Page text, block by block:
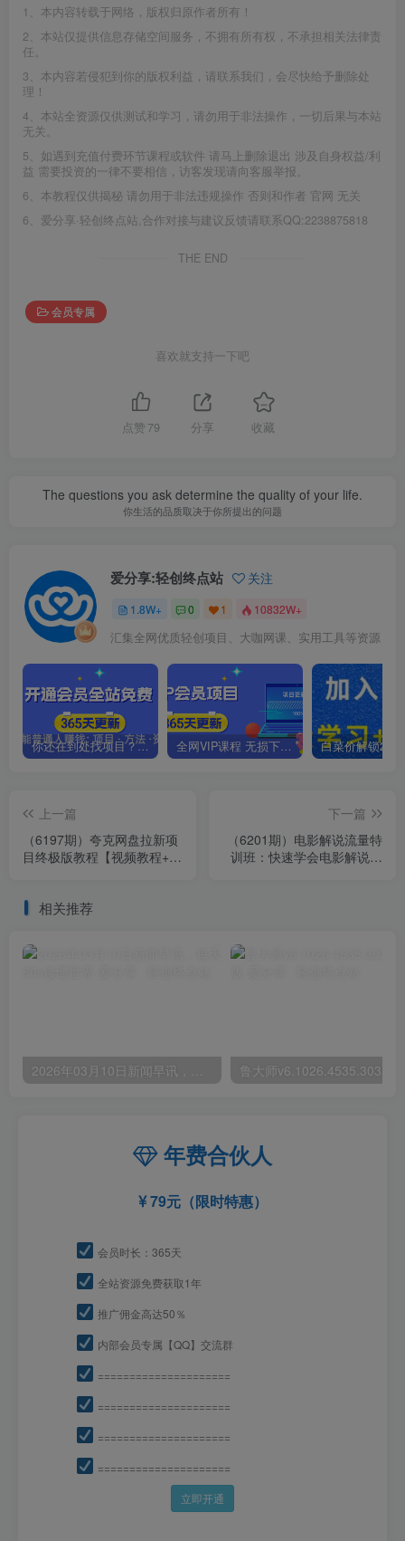
1、本内容转载于网络，版权归原作者所有！
2、本站仅提供信息存储空间服务，不拥有所有权，不承担相关法律责
任。
3、本内容若侵犯到你的版权利益，请联系我们，会尽快给予删除处
理！
4、本站全资源仅供测试和学习，请勿用于非法操作，一切后果与本站
无关。
5、如遇到充值付费环节课程或软件 请马上删除退出 涉及自身权益/利
益 需要投资的一律不要相信，访客发现请向客服举报。
6、本教程仅供揭秘 请勿用于非法违规操作 否则和作者 官网 无关
6、爱分享·轻创终点站,合作对接与建议反馈请联系QQ:2238875818
THE END
会员专属
喜欢就支持一下吧
点赞 79 分享 收藏
The questions you ask determine the quality of your life.
你生活的品质取决于你所提出的问题
爱分享:轻创终点站 关注
1.8W+ 0 1 10832W+
汇集全网优质轻创项目、大咖网课、实用工具等资源
你还在到处找项目？还在当韭菜？我靠卖项目一个月收入5万+，曾经我也是个失败者。 全网VIP课程 无损下载~.~
上一篇
（6197期）夸克网盘拉新项
目终极版教程【视频教程+实
下一篇
（6201期）电影解说流量特
训班：快速学会电影解说，
相关推荐
年费合伙人
79元（限时特惠）
会员时长：365天
全站资源免费获取1年
推广佣金高达50％
内部会员专属【QQ】交流群
=====================
=====================
=====================
=====================
立即开通